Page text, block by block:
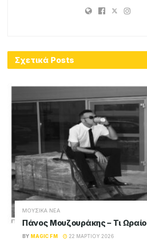
Σχετικά Posts
ΜΟΥΣΙΚΑ ΝΕΑ
Πάνος Μουζουράκης – Τι Ωραίο
BY MAGIC FM 22 ΜΑΡΤΊΟΥ 2026